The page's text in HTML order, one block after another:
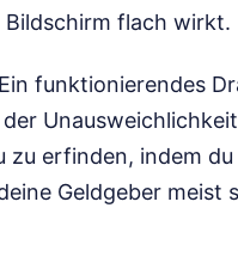
Bildschirm flach wirkt.
funktionierendes
zu erfinden, indem
Geldgeber meist